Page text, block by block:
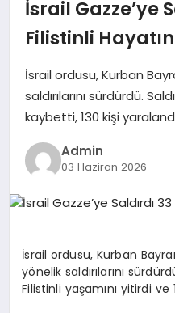
DÜNYA
EĞITIM
EKONOMI
MAGAZIN
SAĞLIK
İsrail Gazze’ye
Filistinli
İsrail ordusu, Kurban
saldırılarını sürdürdü.
kaybetti, 130 kişi
Admin
03 Haziran 2026
İsrail ordusu, Kurban
yönelik saldırılarını
Filistinli yaşamını yitirdi ve